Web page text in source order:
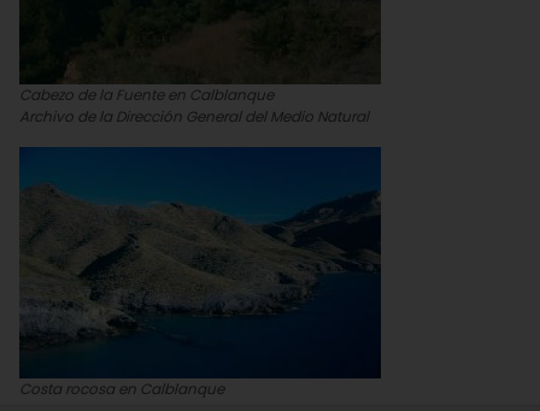
Cabezo de la Fuente en Calblanque
Archivo de la Dirección General del Medio Natural
Costa rocosa en Calblanque